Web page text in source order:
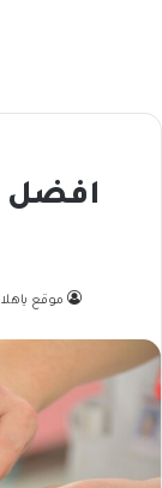
افضل
موقع ياهلا